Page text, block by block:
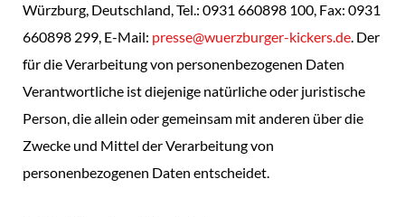
Würzburg, Deutschland, Tel.: 0931 660898 100, Fax: 0931
660898 299, E-Mail: presse@wuerzburger-kickers.de. Der
für die Verarbeitung von personenbezogenen Daten
Verantwortliche ist diejenige natürliche oder juristische
Person, die allein oder gemeinsam mit anderen über die
Zwecke und Mittel der Verarbeitung von
personenbezogenen Daten entscheidet.